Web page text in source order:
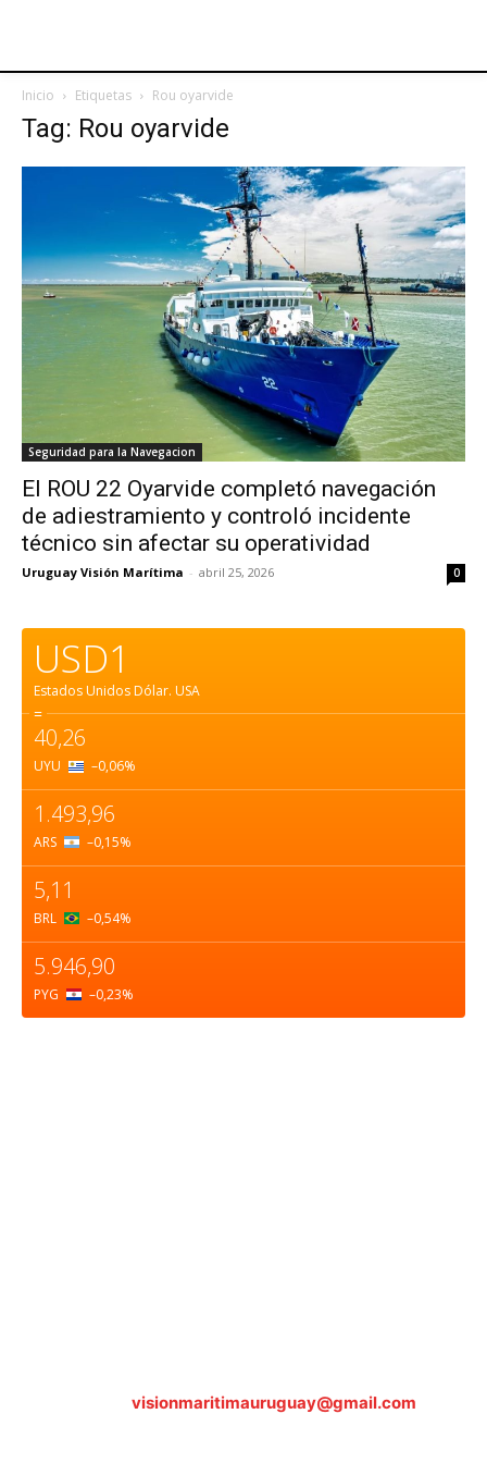
Inicio Etiquetas Rou oyarvide
Tag: Rou oyarvide
Seguridad para la Navegacion
El ROU 22 Oyarvide completó navegación
de adiestramiento y controló incidente
técnico sin afectar su operatividad
Uruguay Visión Marítima - abril 25, 2026 0
USD1
Estados Unidos Dólar. USA
=
40,26
UYU –0,06%
1.493,96
ARS –0,15%
5,11
BRL –0,54%
5.946,90
PYG –0,23%
visionmaritimauruguay@gmail.com